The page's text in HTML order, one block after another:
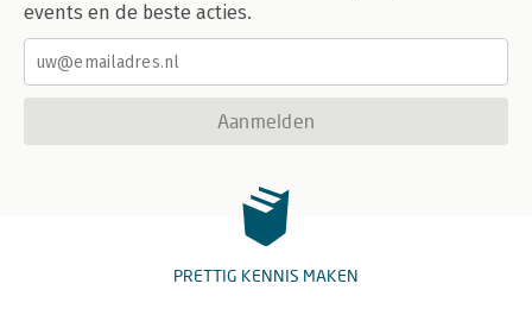
events en de beste acties.
Aanmelden
PRETTIG KENNIS MAKEN